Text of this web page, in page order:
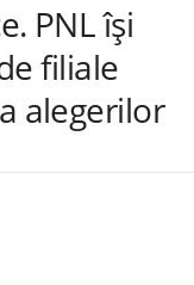
PNL își
filiale
alegerilor